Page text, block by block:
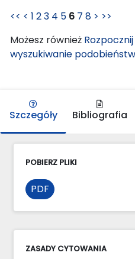
<< < 1 23 4 5 6 7 8 > >>
Możesz również
wyszukiwanie podobieństw
Szczegóły Bibliografia
POBIERZ PLIKI
PDF
ZASADY CYTOWANIA